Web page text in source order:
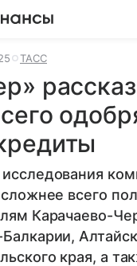
ТАСС
всего
Карачаево-
края, а